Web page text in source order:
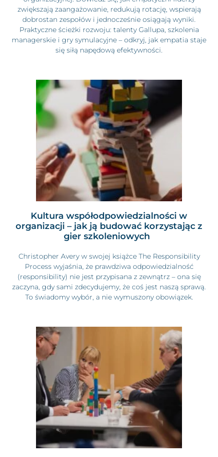
zwiększają zaangażowanie, redukują rotację, wspierają
dobrostan zespołów i jednocześnie osiągają wyniki.
Praktyczne ścieżki rozwoju: talenty Gallupa, szkolenia
managerskie i gry symulacyjne – odkryj, jak empatia staje
się siłą napędową efektywności.
Kultura współodpowiedzialności w
organizacji – jak ją budować korzystając z
gier szkoleniowych
Christopher Avery w swojej książce The Responsibility
Process wyjaśnia, że prawdziwa odpowiedzialność
(responsibility) nie jest przypisana z zewnątrz – ona się
zaczyna, gdy sami zdecydujemy, że coś jest naszą sprawą.
To świadomy wybór, a nie wymuszony obowiązek.